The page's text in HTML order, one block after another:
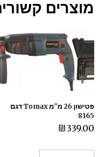
מוצרים
פטישון 26 מ"מ Tomax דגם
8165
₪339.00